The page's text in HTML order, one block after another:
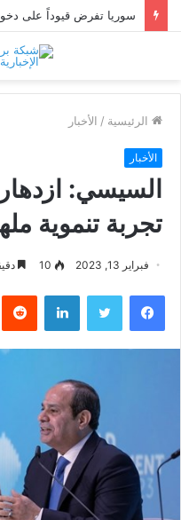
الرئيسية / الأخبار
الأخبار
السيسي:
تجربة تنموية
فبراير 13, 2023 10
فيسبوك تويتر لينكدإن